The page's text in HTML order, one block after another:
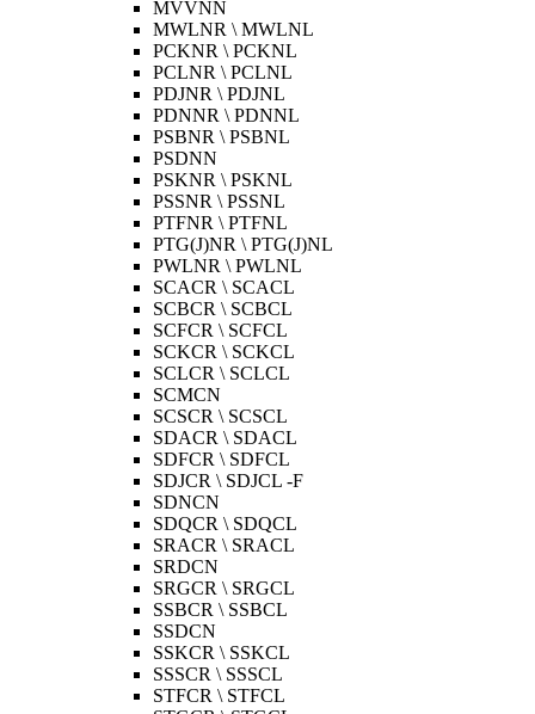
MVVNN
MWLNR \ MWLNL
PCKNR \ PCKNL
PCLNR \ PCLNL
PDJNR \ PDJNL
PDNNR \ PDNNL
PSBNR \ PSBNL
PSDNN
PSKNR \ PSKNL
PSSNR \ PSSNL
PTFNR \ PTFNL
PTG(J)NR \ PTG(J)NL
PWLNR \ PWLNL
SCACR \ SCACL
SCBCR \ SCBCL
SCFCR \ SCFCL
SCKCR \ SCKCL
SCLCR \ SCLCL
SCMCN
SCSCR \ SCSCL
SDACR \ SDACL
SDFCR \ SDFCL
SDJCR \ SDJCL -F
SDNCN
SDQCR \ SDQCL
SRACR \ SRACL
SRDCN
SRGCR \ SRGCL
SSBCR \ SSBCL
SSDCN
SSKCR \ SSKCL
SSSCR \ SSSCL
STFCR \ STFCL